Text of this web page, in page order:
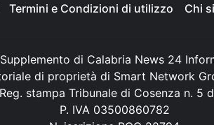
Termini e Condizioni di utilizzo Chi
Supplemento di Calabria News 24
di proprietà di Smart Network
stampa Tribunale di Cosenza n. 5
P. IVA 03500860782